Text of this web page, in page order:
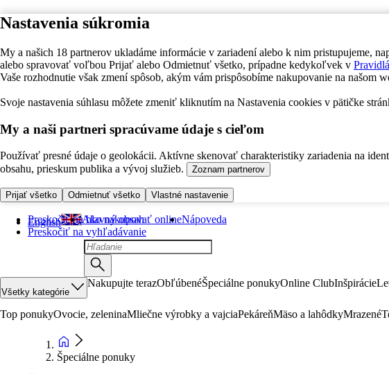
Nastavenia súkromia
My a našich 18 partnerov ukladáme informácie v zariadení alebo k nim pristupujeme,
alebo spravovať voľbou Prijať alebo Odmietnuť všetko, prípadne kedykoľvek v
Vaše rozhodnutie však zmení spôsob, akým vám prispôsobíme nakupovanie na našom
Svoje nastavenia súhlasu môžete zmeniť kliknutím na Nastavenia cookies v pätičke
My a naši partneri spracúvame údaje s cieľom
Používať presné údaje o geolokácii. Aktívne skenovať charakteristiky zariadenia na
obsahu, prieskum publika a vývoj služieb.
Zoznam partnerov
Prijať všetko Odmietnuť všetko Vlastné nastavenie
Preskočiť na hlavný obsah
Preskočiť na vyhľadávanie
English Ako nakupovať onlineNápoveda
Všetky kategórie
Nakupujte terazObľúbenéŠpeciálne ponukyOnline ClubInšpirácie
Top ponukyOvocie, zeleninaMliečne výrobky a vajciaPekáreňMäso a lahôdkyMrazené
Špeciálne ponuky